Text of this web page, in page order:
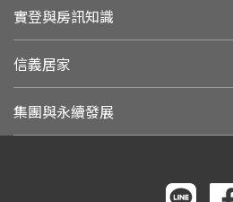
實登與房訊知識
信義居家
集團與永續發展